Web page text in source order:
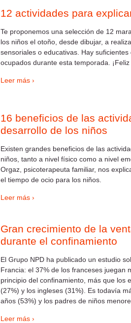
12 actividades para
Te proponemos una selección de 12
los niños el otoño, desde dibujar, a
sensoriales o educativas. Hay
ocupados durante esta temporada. ¡Feliz
Leer más ›
16 beneficios de las
desarrollo de los niños
Existen grandes beneficios de las
niños, tanto a nivel físico como a nivel
Orgaz, psicoterapeuta familiar, nos
el tiempo de ocio para los niños.
Leer más ›
Gran crecimiento de la
durante el confinamiento
El Grupo NPD ha publicado un estudio
Francia: el 37% de los franceses juegan
principio del confinamiento, más que los
(27%) y los ingleses (31%). Es todavía
años (53%) y los padres de niños
Leer más ›